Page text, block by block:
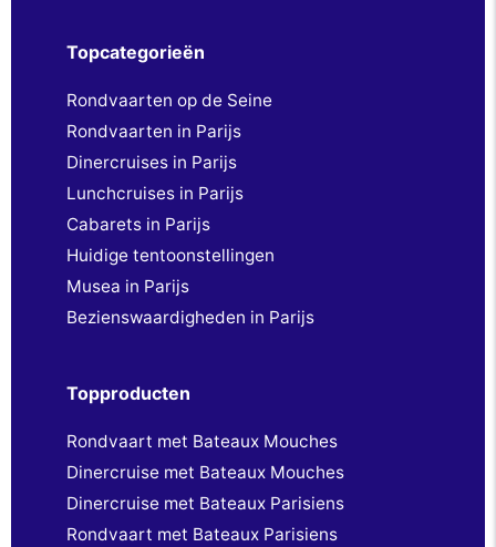
Topcategorieën
Rondvaarten op de Seine
Rondvaarten in Parijs
Dinercruises in Parijs
Lunchcruises in Parijs
Cabarets in Parijs
Huidige tentoonstellingen
Musea in Parijs
Bezienswaardigheden in Parijs
Topproducten
Rondvaart met Bateaux Mouches
Dinercruise met Bateaux Mouches
Dinercruise met Bateaux Parisiens
Rondvaart met Bateaux Parisiens